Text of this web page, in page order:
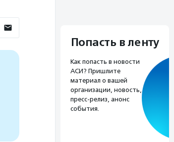
Попасть в ленту
Как попасть в новости
АСИ? Пришлите
материал о вашей
организации, новость,
пресс-релиз, анонс
события.